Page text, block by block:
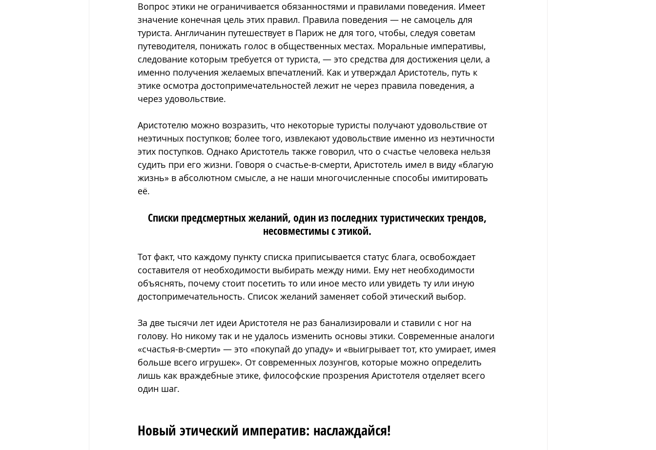
Вопрос этики не ограничивается обязанностями и правилами поведения. Имеет
значение конечная цель этих правил. Правила поведения — не самоцель для
туриста. Англичанин путешествует в Париж не для того, чтобы, следуя советам
путеводителя, понижать голос в общественных местах. Моральные императивы,
следование которым требуется от туриста, — это средства для достижения цели, а
именно получения желаемых впечатлений. Как и утверждал Аристотель, путь к
этике осмотра достопримечательностей лежит не через правила поведения, а
через удовольствие.
Аристотелю можно возразить, что некоторые туристы получают удовольствие от
неэтичных поступков; более того, извлекают удовольствие именно из неэтичности
этих поступков. Однако Аристотель также говорил, что о счастье человека нельзя
судить при его жизни. Говоря о счастье-в-смерти, Аристотель имел в виду «благую
жизнь» в абсолютном смысле, а не наши многочисленные способы имитировать
её.
Списки предсмертных желаний, один из последних туристических трендов,
несовместимы с этикой.
Тот факт, что каждому пункту списка приписывается статус блага, освобождает
составителя от необходимости выбирать между ними. Ему нет необходимости
объяснять, почему стоит посетить то или иное место или увидеть ту или иную
достопримечательность. Список желаний заменяет собой этический выбор.
За две тысячи лет идеи Аристотеля не раз банализировали и ставили с ног на
голову. Но никому так и не удалось изменить основы этики. Современные аналоги
«счастья-в-смерти» — это «покупай до упаду» и «выигрывает тот, кто умирает, имея
больше всего игрушек». От современных лозунгов, которые можно определить
лишь как враждебные этике, философские прозрения Аристотеля отделяет всего
один шаг.
Новый этический императив: наслаждайся!